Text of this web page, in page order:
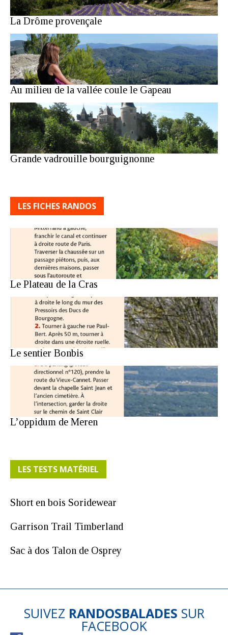
La Drôme provençale
Au milieu de la vallée coule le Gapeau
Grande vadrouille bourguignonne
LES FICHES RANDOS
Le Plateau de la Cras
Le sentier Bonbis
L’oppidum de Meren
LES TESTS MATÉRIEL
Short en bois Soridewear
Garrison Trail Timberland
Sac à dos Talon de Osprey
SUIVEZ RANDOSBALADES SUR
FACEBOOK